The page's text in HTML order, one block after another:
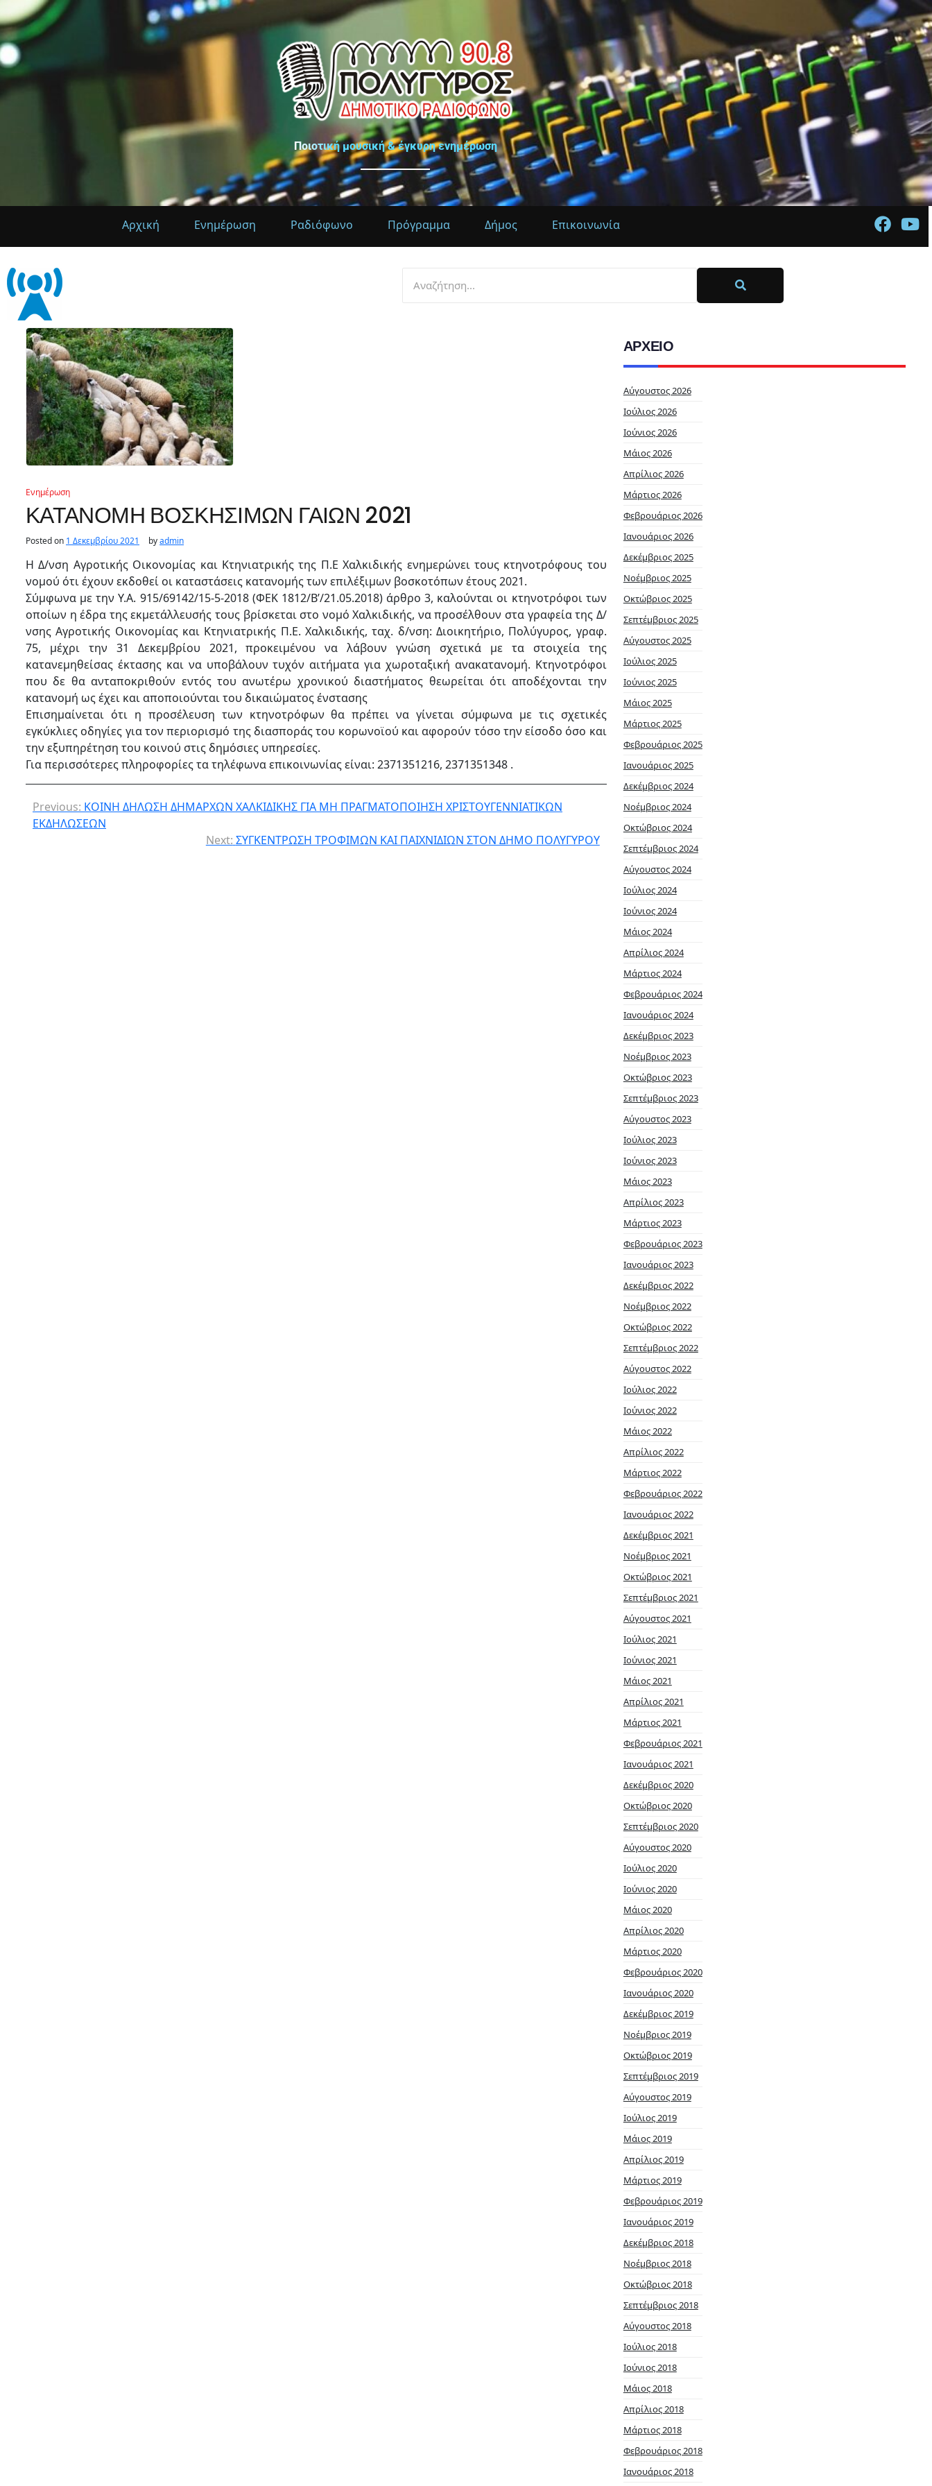
Ποιοτική μουσική & έγκυρη ενημέρωση
Αρχική Ενημέρωση Ραδιόφωνο Πρόγραμμα Δήμος Επικοινωνία
Ενημέρωση
ΚΑΤΑΝΟΜΗ ΒΟΣΚΗΣΙΜΩΝ ΓΑΙΩΝ 2021
Posted on 1 Δεκεμβρίου 2021 byadmin
Η Δ/νση Αγροτικής Οικονομίας και Κτηνιατρικής της Π.Ε Χαλκιδικής ενημερώνει τους κτηνοτρόφους του
νομού ότι έχουν εκδοθεί οι καταστάσεις κατανομής των επιλέξιμων βοσκοτόπων έτους 2021.
Σύμφωνα με την Υ.Α. 915/69142/15-5-2018 (ΦΕΚ 1812/Β’/21.05.2018) άρθρο 3, καλούνται οι κτηνοτρόφοι των
οποίων η έδρα της εκμετάλλευσής τους βρίσκεται στο νομό Χαλκιδικής, να προσέλθουν στα γραφεία της Δ/
νσης Αγροτικής Οικονομίας και Κτηνιατρικής Π.Ε. Χαλκιδικής, ταχ. δ/νση: Διοικητήριο, Πολύγυρος, γραφ.
75, μέχρι την 31 Δεκεμβρίου 2021, προκειμένου να λάβουν γνώση σχετικά με τα στοιχεία της
κατανεμηθείσας έκτασης και να υποβάλουν τυχόν αιτήματα για χωροταξική ανακατανομή. Κτηνοτρόφοι
που δε θα ανταποκριθούν εντός του ανωτέρω χρονικού διαστήματος θεωρείται ότι αποδέχονται την
κατανομή ως έχει και αποποιούνται του δικαιώματος ένστασης
Επισημαίνεται ότι η προσέλευση των κτηνοτρόφων θα πρέπει να γίνεται σύμφωνα με τις σχετικές
εγκύκλιες οδηγίες για τον περιορισμό της διασποράς του κορωνοϊού και αφορούν τόσο την είσοδο όσο και
την εξυπηρέτηση του κοινού στις δημόσιες υπηρεσίες.
Για περισσότερες πληροφορίες τα τηλέφωνα επικοινωνίας είναι: 2371351216, 2371351348 .
Previous: ΚΟΙΝΗ ΔΗΛΩΣΗ ΔΗΜΑΡΧΩΝ ΧΑΛΚΙΔΙΚΗΣ ΓΙΑ ΜΗ ΠΡΑΓΜΑΤΟΠΟΙΗΣΗ ΧΡΙΣΤΟΥΓΕΝΝΙΑΤΙΚΩΝ
ΕΚΔΗΛΩΣΕΩΝ
Next: ΣΥΓΚΕΝΤΡΩΣΗ ΤΡΟΦΙΜΩΝ ΚΑΙ ΠΑΙΧΝΙΔΙΩΝ ΣΤΟΝ ΔΗΜΟ ΠΟΛΥΓΥΡΟΥ
ΑΡΧΕΙΟ
Αύγουστος 2026
Ιούλιος 2026
Ιούνιος 2026
Μάιος 2026
Απρίλιος 2026
Μάρτιος 2026
Φεβρουάριος 2026
Ιανουάριος 2026
Δεκέμβριος 2025
Νοέμβριος 2025
Οκτώβριος 2025
Σεπτέμβριος 2025
Αύγουστος 2025
Ιούλιος 2025
Ιούνιος 2025
Μάιος 2025
Μάρτιος 2025
Φεβρουάριος 2025
Ιανουάριος 2025
Δεκέμβριος 2024
Νοέμβριος 2024
Οκτώβριος 2024
Σεπτέμβριος 2024
Αύγουστος 2024
Ιούλιος 2024
Ιούνιος 2024
Μάιος 2024
Απρίλιος 2024
Μάρτιος 2024
Φεβρουάριος 2024
Ιανουάριος 2024
Δεκέμβριος 2023
Νοέμβριος 2023
Οκτώβριος 2023
Σεπτέμβριος 2023
Αύγουστος 2023
Ιούλιος 2023
Ιούνιος 2023
Μάιος 2023
Απρίλιος 2023
Μάρτιος 2023
Φεβρουάριος 2023
Ιανουάριος 2023
Δεκέμβριος 2022
Νοέμβριος 2022
Οκτώβριος 2022
Σεπτέμβριος 2022
Αύγουστος 2022
Ιούλιος 2022
Ιούνιος 2022
Μάιος 2022
Απρίλιος 2022
Μάρτιος 2022
Φεβρουάριος 2022
Ιανουάριος 2022
Δεκέμβριος 2021
Νοέμβριος 2021
Οκτώβριος 2021
Σεπτέμβριος 2021
Αύγουστος 2021
Ιούλιος 2021
Ιούνιος 2021
Μάιος 2021
Απρίλιος 2021
Μάρτιος 2021
Φεβρουάριος 2021
Ιανουάριος 2021
Δεκέμβριος 2020
Οκτώβριος 2020
Σεπτέμβριος 2020
Αύγουστος 2020
Ιούλιος 2020
Ιούνιος 2020
Μάιος 2020
Απρίλιος 2020
Μάρτιος 2020
Φεβρουάριος 2020
Ιανουάριος 2020
Δεκέμβριος 2019
Νοέμβριος 2019
Οκτώβριος 2019
Σεπτέμβριος 2019
Αύγουστος 2019
Ιούλιος 2019
Μάιος 2019
Απρίλιος 2019
Μάρτιος 2019
Φεβρουάριος 2019
Ιανουάριος 2019
Δεκέμβριος 2018
Νοέμβριος 2018
Οκτώβριος 2018
Σεπτέμβριος 2018
Αύγουστος 2018
Ιούλιος 2018
Ιούνιος 2018
Μάιος 2018
Απρίλιος 2018
Μάρτιος 2018
Φεβρουάριος 2018
Ιανουάριος 2018